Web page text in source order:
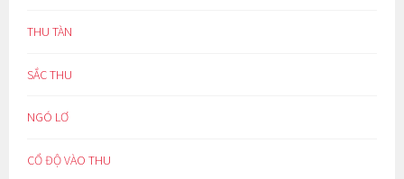
THU TÀN
SẮC THU
NGÓ LƠ
CỔ ĐỘ VÀO THU